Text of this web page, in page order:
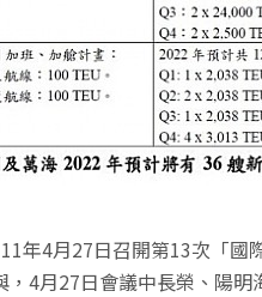
年4月27日召開第13次「
，4月27日會議中長榮、陽